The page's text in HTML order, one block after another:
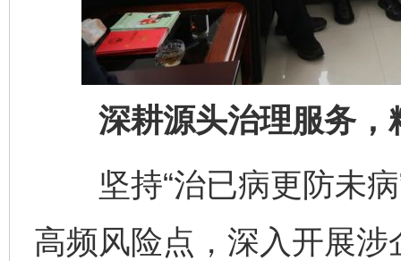
深耕源头治理服务，
坚持“治已病更防未病
高频风险点，深入开展